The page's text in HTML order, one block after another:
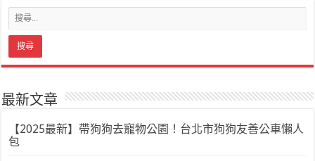
最新文章
【2025最新】帶狗狗去寵物公園！台北市狗狗友善公車懶人
包